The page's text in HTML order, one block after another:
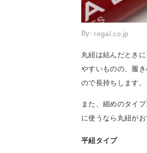
By: regal.co.jp
丸紐は結んだとき
やすいものの、履
ので長持ちします。
また、細めのタイ
に使うなら丸紐がお
平紐タイプ